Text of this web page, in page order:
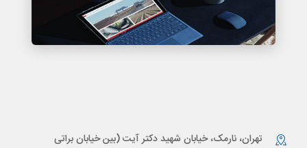
بسته تعمیر آیفون
تهران، نارمک، خیابان شهید دکتر آیت (بین خیابان براتی